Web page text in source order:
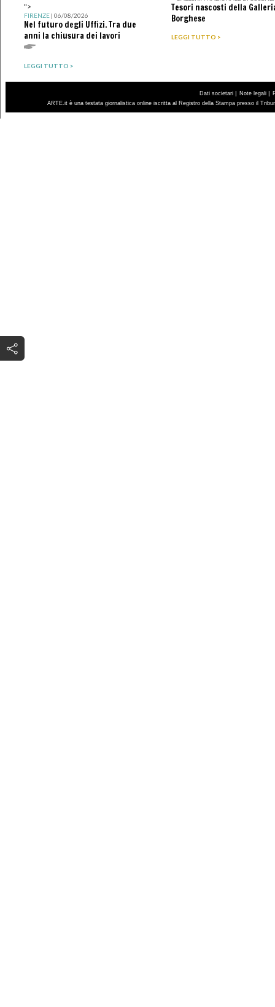
">
FIRENZE| 06/08/2026
Nel futuro degli Uffizi. Tra due
anni la chiusura dei lavori
LEGGI TUTTO >
Tesori nascosti della
Borghese
LEGGI TUTTO >
Dati societari | Note legali |
ARTE.it è una testata giornalistica online iscritta al Registro della Stampa presso il